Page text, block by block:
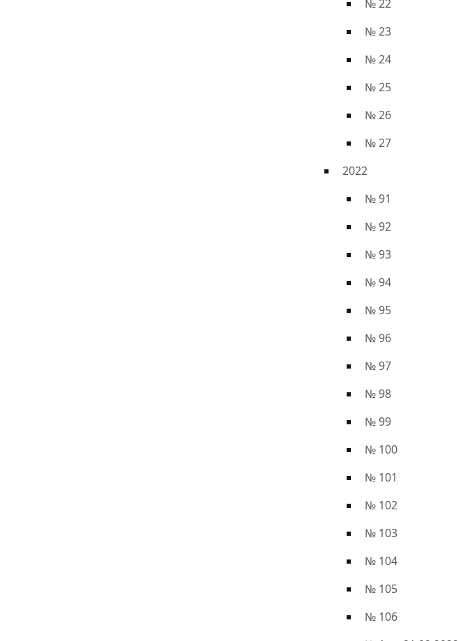
№ 22
№ 23
№ 24
№ 25
№ 26
№ 27
2022
№ 91
№ 92
№ 93
№ 94
№ 95
№ 96
№ 97
№ 98
№ 99
№ 100
№ 101
№ 102
№ 103
№ 104
№ 105
№ 106